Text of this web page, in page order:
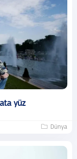
yüz
Dünya